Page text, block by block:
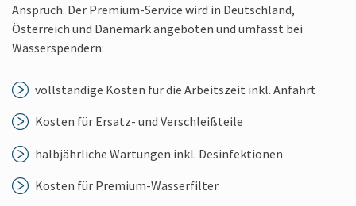
Anspruch. Der Premium-Service wird in Deutschland,
Österreich und Dänemark angeboten und umfasst bei
Wasserspendern:
vollständige Kosten für die Arbeitszeit inkl. Anfahrt
Kosten für Ersatz- und Verschleißteile
halbjährliche Wartungen inkl. Desinfektionen
Kosten für Premium-Wasserfilter